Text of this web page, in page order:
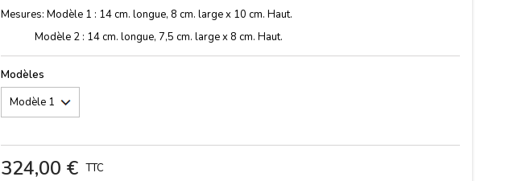
Mesures: Modèle 1 : 14 cm. longue, 8 cm. large x 10 cm. Haut.
Modèle 2 : 14 cm. longue, 7,5 cm. large x 8 cm. Haut.
Modèles
324,00 € TTC